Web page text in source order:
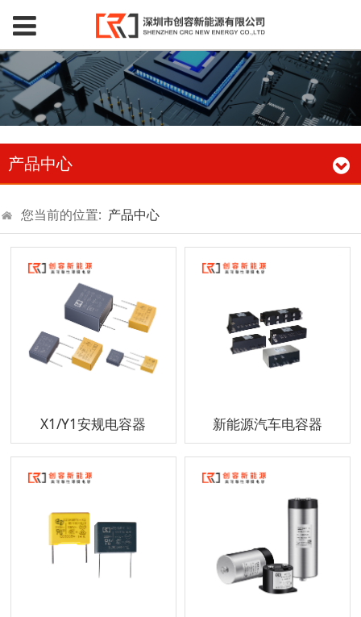
产品中心
您当前的位置: 产品中心
X1/Y1安规电容器 新能源汽车电容器